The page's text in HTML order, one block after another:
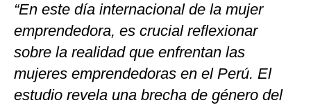
“En este día internacional de la mujer
emprendedora, es crucial reflexionar
sobre la realidad que enfrentan las
mujeres emprendedoras en el Perú. El
estudio revela una brecha de género del